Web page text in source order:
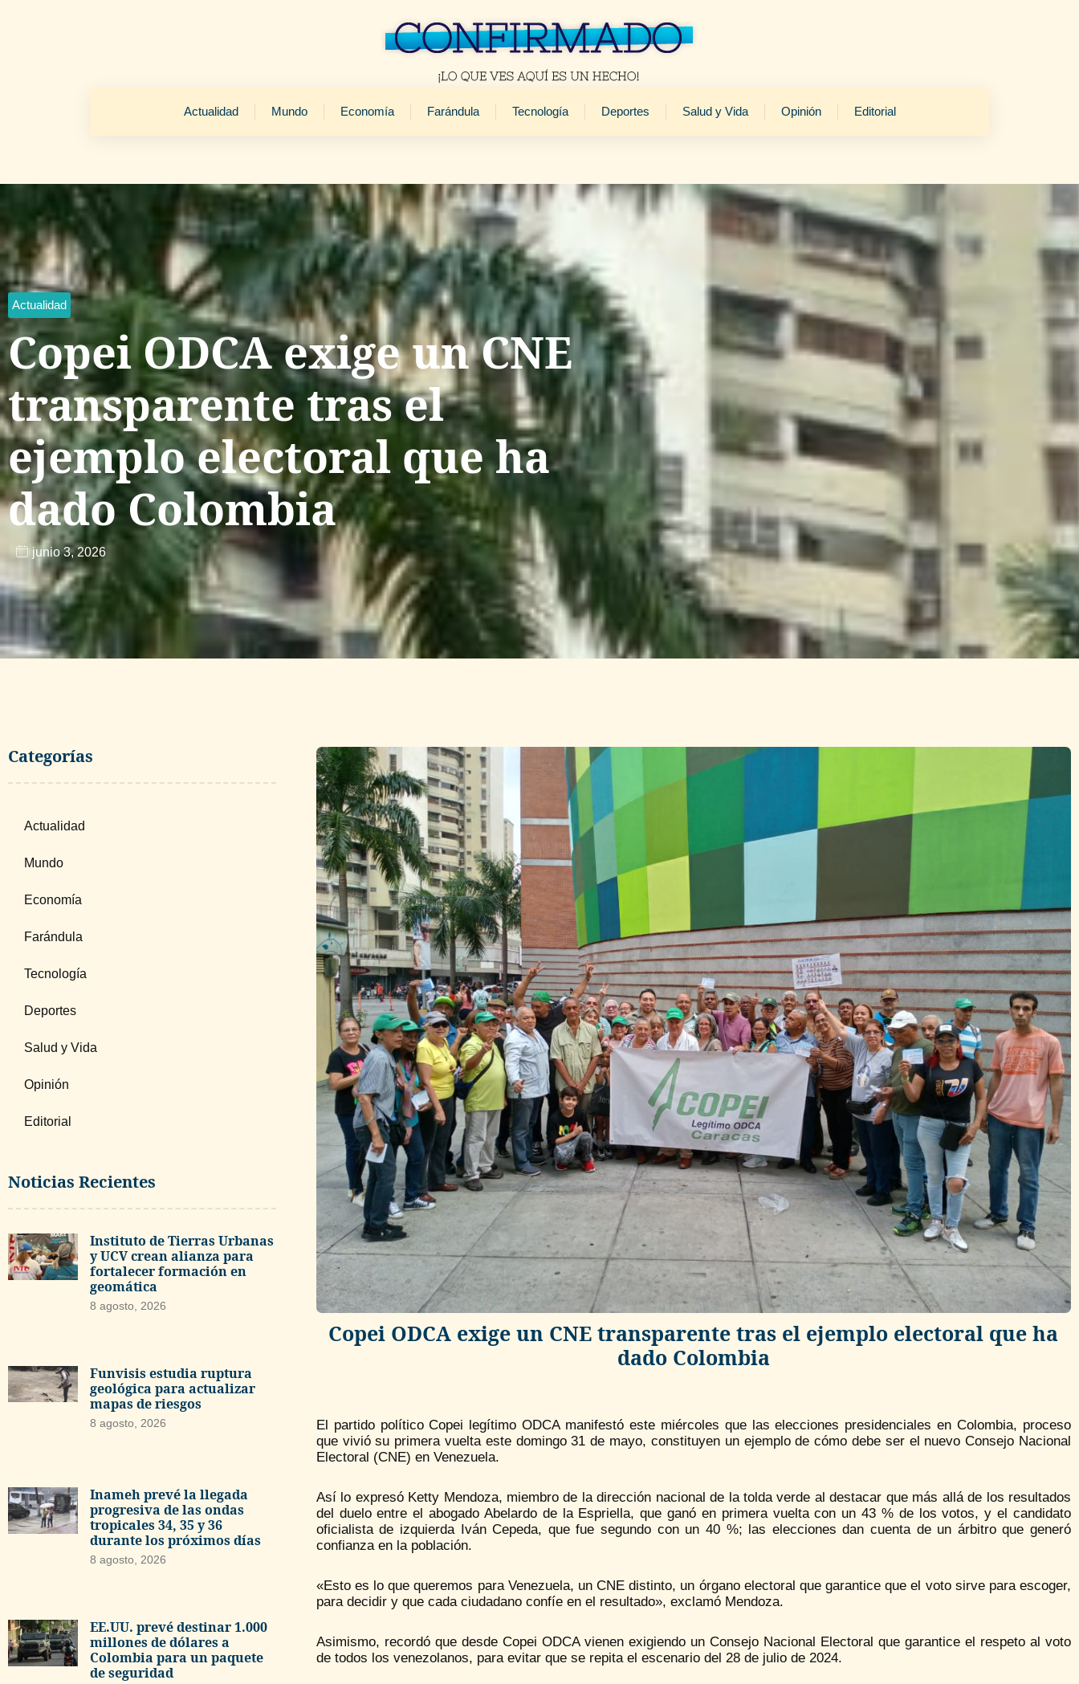
Actualidad Mundo Economía Farándula Tecnología Deportes Salud y Vida Opinión Editorial
Actualidad
Copei ODCA exige un CNE
transparente tras el
ejemplo electoral que ha
dado Colombia
junio 3, 2026
Categorías
Actualidad
Mundo
Economía
Farándula
Tecnología
Deportes
Salud y Vida
Opinión
Editorial
Noticias Recientes
Instituto de Tierras Urbanas
y UCV crean alianza para
fortalecer formación en
geomática
8 agosto, 2026
Funvisis estudia ruptura
geológica para actualizar
mapas de riesgos
8 agosto, 2026
Inameh prevé la llegada
progresiva de las ondas
tropicales 34, 35 y 36
durante los próximos días
8 agosto, 2026
EE.UU. prevé destinar 1.000
millones de dólares a
Colombia para un paquete
de seguridad
Copei ODCA exige un CNE transparente tras el ejemplo electoral que ha
dado Colombia
El partido político Copei legítimo ODCA manifestó este miércoles que las elecciones presidenciales en Colombia, proceso
que vivió su primera vuelta este domingo 31 de mayo, constituyen un ejemplo de cómo debe ser el nuevo Consejo Nacional
Electoral (CNE) en Venezuela.
Así lo expresó Ketty Mendoza, miembro de la dirección nacional de la tolda verde al destacar que más allá de los resultados
del duelo entre el abogado Abelardo de la Espriella, que ganó en primera vuelta con un 43 % de los votos, y el candidato
oficialista de izquierda Iván Cepeda, que fue segundo con un 40 %; las elecciones dan cuenta de un árbitro que generó
confianza en la población.
«Esto es lo que queremos para Venezuela, un CNE distinto, un órgano electoral que garantice que el voto sirve para escoger,
para decidir y que cada ciudadano confíe en el resultado», exclamó Mendoza.
Asimismo, recordó que desde Copei ODCA vienen exigiendo un Consejo Nacional Electoral que garantice el respeto al voto
de todos los venezolanos, para evitar que se repita el escenario del 28 de julio de 2024.